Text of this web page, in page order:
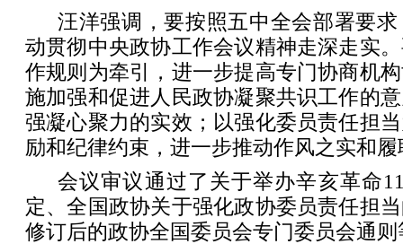
汪洋强调，要按照五中全会部署要
动贯彻中央政协工作会议精神走深走实
作规则为牵引，进一步提高专门协商机
施加强和促进人民政协凝聚共识工作的
强凝心聚力的实效；以强化委员责任担
励和纪律约束，进一步推动作风之实和
会议审议通过了关于举办辛亥革命
定、全国政协关于强化政协委员责任担
修订后的政协全国委员会专门委员会通则